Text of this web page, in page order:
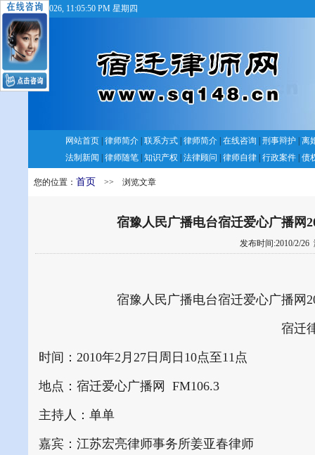
8/6/2026, 11:05:51 PM 星期四
网站首页 律师简介 联系方式 律师简介| 在线咨询 刑事辩护
离
法制新闻
律师随笔 知识产权 法律顾问 律师自律 行政案件 债
您的位置： 首页 >> 浏览文章
宿豫人民广播电台宿迁爱心广播网
发布时间:2010/2/26
宿豫人民广播电台宿迁爱心广播网
宿迁
时间：2010年2月27日周日10点至11点
地点：宿迁爱心广播网 FM106.3
主持人：单单
嘉宾：江苏宏亮律师事务所姜亚春律师